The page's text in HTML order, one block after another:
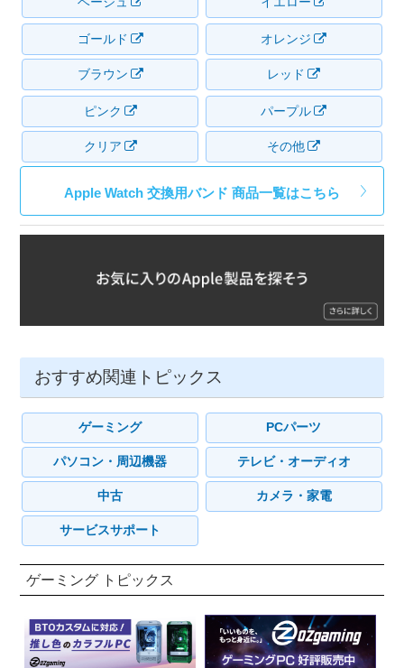
ゴールド オレンジ
ブラウン レッド
ピンク パープル
クリア その他
Apple Watch 交換用バンド 商品一覧はこちら
おすすめ関連トピックス
ゲーミング PCパーツ
パソコン・周辺機器 テレビ・オーディオ
中古 カメラ・家電
サービスサポート
ゲーミング トピックス